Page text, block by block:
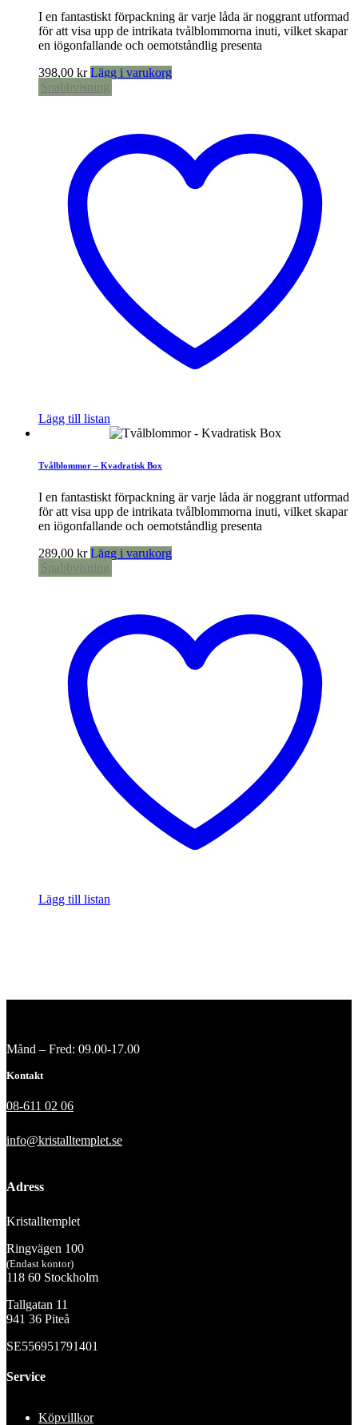
I en fantastiskt förpackning är varje låda är noggrant utformad
för att visa upp de intrikata tvålblommorna inuti, vilket skapar
en iögonfallande och oemotståndlig presenta
398,00 kr Lägg i varukorg
Snabbvisning
Lägg till listan
Tvålblommor – Kvadratisk Box
I en fantastiskt förpackning är varje låda är noggrant utformad
för att visa upp de intrikata tvålblommorna inuti, vilket skapar
en iögonfallande och oemotståndlig presenta
289,00 kr Lägg i varukorg
Snabbvisning
Lägg till listan
Månd – Fred: 09.00-17.00
Kontakt
08-611 02 06
info@kristalltemplet.se
Adress
Kristalltemplet
Ringvägen 100
(Endast kontor)
118 60 Stockholm
Tallgatan 11
941 36 Piteå
SE556951791401
Service
Köpvillkor